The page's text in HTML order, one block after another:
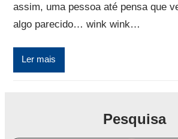
assim, uma pessoa até pensa que
algo parecido… wink wink…
Ler mais
Pesquisa